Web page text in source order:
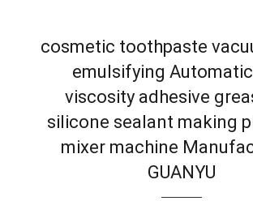
cosmetic toothpaste
emulsifying
viscosity adhesive
silicone sealant making
mixer machine
GUANYU